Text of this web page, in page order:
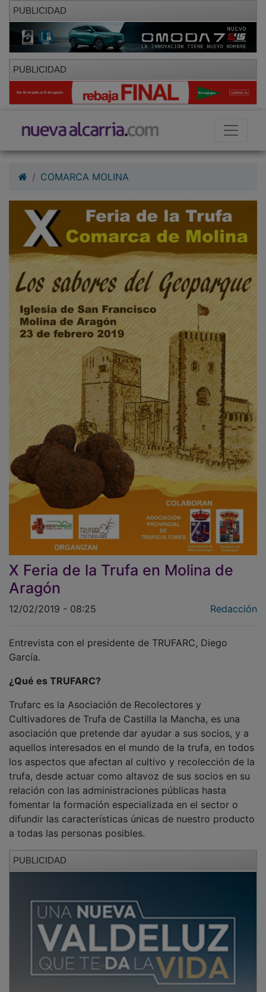
PUBLICIDAD
PUBLICIDAD
X Feria de la Trufa en Molina de
Aragón
12/02/2019 - 08:25
García.
Cultivadores de Trufa de Castilla la Mancha, es una
asociación que pretende dar ayudar a sus socios, y a
aquellos interesados en el mundo de la trufa, en todos
los aspectos que afectan al cultivo y recolección de la
trufa, desde actuar como altavoz de sus socios en su
relación con las administraciones públicas hasta
fomentar la formación especializada en el sector o
difundir las características únicas de nuestro producto
a todas las personas posibles.